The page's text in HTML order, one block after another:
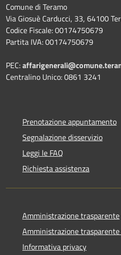
Comune di Teramo
Via Giosuè Carducci, 33, 64100
Codice Fiscale: 00174750679
Partita IVA: 00174750679
PEC:
Centralino Unico: 0861 3241
Prenotazione appuntamento
Segnalazione disservizio
Leggi le FAQ
Richiesta assistenza
Amministrazione trasparente
Amministrazione
Informativa privacy